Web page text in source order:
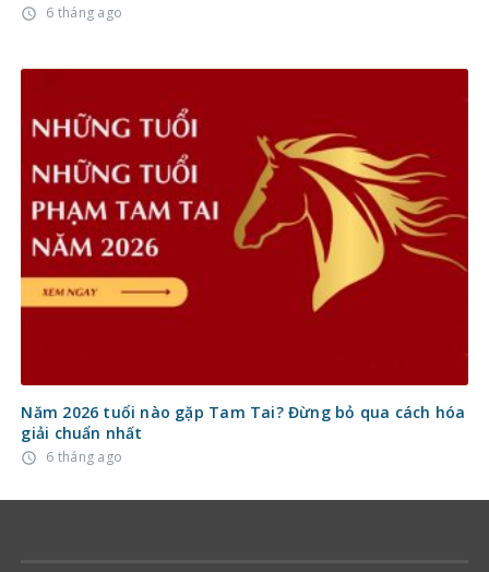
access_time 6 tháng ago
Năm 2026 tuổi nào gặp Tam Tai? Đừng bỏ qua cách hóa
giải chuẩn nhất
access_time 6 tháng ago